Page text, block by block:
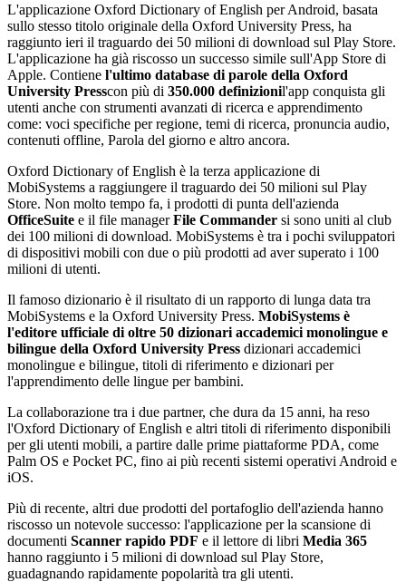
L'applicazione Oxford Dictionary of English per Android, basata
sullo stesso titolo originale della Oxford University Press, ha
raggiunto ieri il traguardo dei 50 milioni di download sul Play Store.
L'applicazione ha già riscosso un successo simile sull'App Store di
Apple. Contiene l'ultimo database di parole della Oxford
University Presscon più di 350.000 definizionil'app conquista gli
utenti anche con strumenti avanzati di ricerca e apprendimento
come: voci specifiche per regione, temi di ricerca, pronuncia audio,
contenuti offline, Parola del giorno e altro ancora.
Oxford Dictionary of English è la terza applicazione di
MobiSystems a raggiungere il traguardo dei 50 milioni sul Play
Store. Non molto tempo fa, i prodotti di punta dell'azienda
OfficeSuite e il file managerFile Commander si sono uniti al club
dei 100 milioni di download. MobiSystems è tra i pochi sviluppatori
di dispositivi mobili con due o più prodotti ad aver superato i 100
milioni di utenti.
Il famoso dizionario è il risultato di un rapporto di lunga data tra
MobiSystems e la Oxford University Press. MobiSystems è
l'editore ufficiale di oltre 50 dizionari accademici monolingue e
bilingue della Oxford University Press dizionari accademici
monolingue e bilingue, titoli di riferimento e dizionari per
l'apprendimento delle lingue per bambini.
La collaborazione tra i due partner, che dura da 15 anni, ha reso
l'Oxford Dictionary of English e altri titoli di riferimento disponibili
per gli utenti mobili, a partire dalle prime piattaforme PDA, come
Palm OS e Pocket PC, fino ai più recenti sistemi operativi Android e
iOS.
Più di recente, altri due prodotti del portafoglio dell'azienda hanno
riscosso un notevole successo: l'applicazione per la scansione di
documenti Scanner rapido PDF e il lettore di libri Media 365
hanno raggiunto i 5 milioni di download sul Play Store,
guadagnando rapidamente popolarità tra gli utenti.